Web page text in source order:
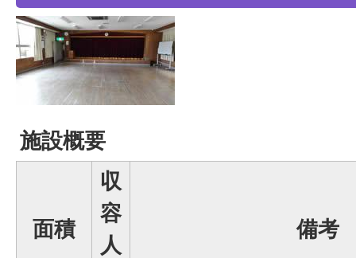
施設概要
面積
収
容
人
備考